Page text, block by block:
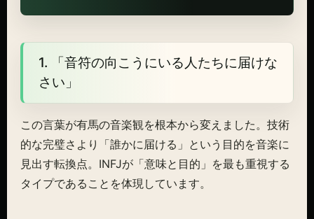
1. 「音符の向こうにいる人たちに届けな
さい」
この言葉が有馬の音楽観を根本から変えました。技術
的な完璧さより「誰かに届ける」という目的を音楽に
見出す転換点。INFJが「意味と目的」を最も重視する
タイプであることを体現しています。